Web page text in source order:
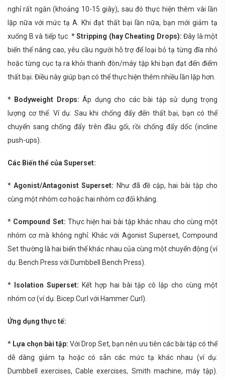
nghỉ rất ngắn (khoảng 10-15 giây), sau đó thực hiện thêm vài lần
lặp nữa với mức tạ A. Khi đạt thất bại lần nữa, bạn mới giảm tạ
xuống B và tiếp tục. *Stripping (hay Cheating Drops): Đây là một
biến thể nâng cao, yêu cầu người hỗ trợ để loại bỏ tạ từng đĩa nhỏ
hoặc từng cục tạ ra khỏi thanh đòn/máy tập khi bạn đạt đến điểm
thất bại. Điều này giúp bạn có thể thực hiện thêm nhiều lần lặp hơn.
* Bodyweight Drops: Áp dụng cho các bài tập sử dụng trọng
lượng cơ thể. Ví dụ: Sau khi chống đẩy đến thất bại, bạn có thể
chuyển sang chống đẩy trên đầu gối, rồi chống đẩy dốc (incline
push-ups)
Các Biến thể của Superset:
*Agonist/Antagonist Superset: Như đã đề cập, hai bài tập cho
cùng một nhóm cơ hoặc hai nhóm cơ đối kháng.
* Compound Set: Thực hiện hai bài tập khác nhau cho cùng một
nhóm cơ mà không nghỉ. Khác với Agonist Superset, Compound
Set thường là hai biến thể khác nhau của cùng một chuyển động (ví
dụ: Bench Press với Dumbbell Bench Press).
* Isolation Superset: Kết hợp hai bài tập cô lập cho cùng một
nhóm cơ (ví dụ: Bicep Curl với Hammer Curl).
Ứng dụng thực tế:
* Lựa chọn bài tập: Với Drop Set, bạn nên ưu tiên các bài tập có thể
dễ dàng giảm tạ hoặc có sẵn các mức tạ khác nhau (ví dụ:
Dumbbell exercises, Cable exercises, Smith machine, máy tập).